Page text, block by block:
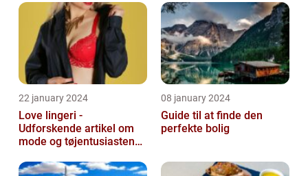
22 january 2024
Love lingeri -
Udforskende artikel om
mode og tøjentusiastens
08 january 2024
Guide til at finde den
perfekte bolig